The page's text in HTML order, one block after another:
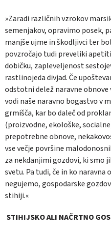
»Zaradi različnih vzrokov
semenjakov, opravimo posek,
manjše ujme in škodljivci ter
povzročajo tudi preveliki
dobičku, zapleveljenost
rastlinojeda divjad. Če
odstotni delež naravne
vodi naše naravno bogastvo v
grmišča, kar bo daleč od
(proizvodne, ekološke,
prepotrebne obnove,
vse večje površine
za nekdanjimi gozdovi, ki smo
svetu. Pa tudi, če in ko naravna
negujemo, gospodarske
stihiji.«
STIHIJSKO ALI NAČRTNO